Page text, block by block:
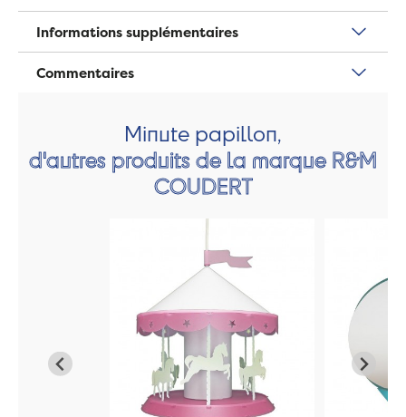
Informations supplémentaires
Commentaires
Minute papillon,
d'autres produits de la marque R&M
COUDERT